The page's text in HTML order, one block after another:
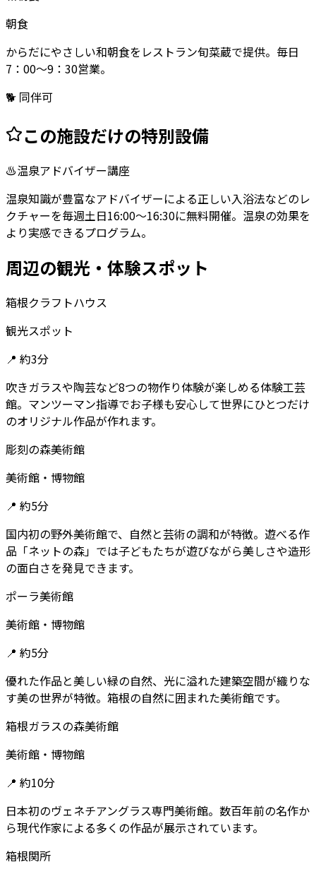
朝食
からだにやさしい和朝食をレストラン旬菜蔵で提供。毎日
7：00～9：30営業。
🐕 同伴可
この施設だけの特別設備
♨️温泉アドバイザー講座
温泉知識が豊富なアドバイザーによる正しい入浴法などのレ
クチャーを毎週土日16:00～16:30に無料開催。温泉の効果を
より実感できるプログラム。
周辺の観光・体験スポット
箱根クラフトハウス
観光スポット
📍 約3分
吹きガラスや陶芸など8つの物作り体験が楽しめる体験工芸
館。マンツーマン指導でお子様も安心して世界にひとつだけ
のオリジナル作品が作れます。
彫刻の森美術館
美術館・博物館
📍 約5分
国内初の野外美術館で、自然と芸術の調和が特徴。遊べる作
品「ネットの森」では子どもたちが遊びながら美しさや造形
の面白さを発見できます。
ポーラ美術館
美術館・博物館
📍 約5分
優れた作品と美しい緑の自然、光に溢れた建築空間が織りな
す美の世界が特徴。箱根の自然に囲まれた美術館です。
箱根ガラスの森美術館
美術館・博物館
📍 約10分
日本初のヴェネチアングラス専門美術館。数百年前の名作か
ら現代作家による多くの作品が展示されています。
箱根関所